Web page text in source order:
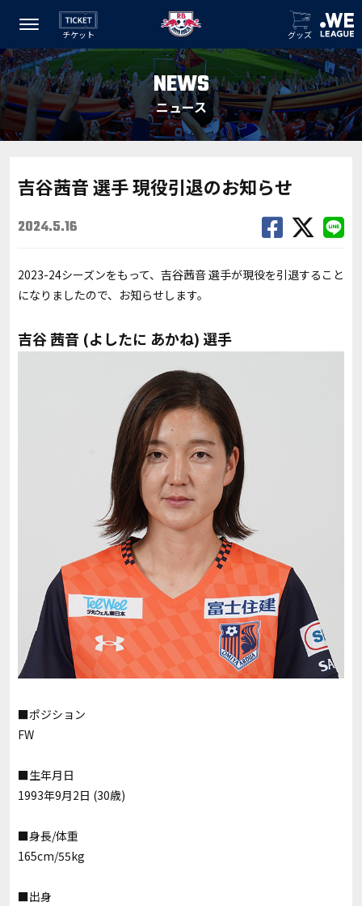
チケット グッズ
NEWS
ニュース
吉谷茜音 選手 現役引退のお知らせ
2024.5.16
2023-24シーズンをもって、吉谷茜音 選手が現役を引退すること
になりましたので、お知らせします。
吉谷 茜音 (よしたに あかね) 選手
■ポジション
FW
■生年月日
1993年9月2日 (30歳)
■身長/体重
165cm/55kg
■出身